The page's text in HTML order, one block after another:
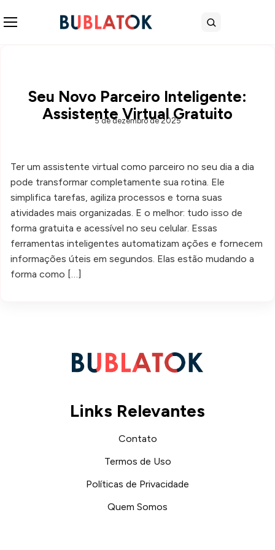
Buscar
Seu Novo Parceiro Inteligente:
Assistente Virtual Gratuito
5 de dezembro de 2025
Ter um assistente virtual como parceiro no seu dia a dia
pode transformar completamente sua rotina. Ele
simplifica tarefas, agiliza processos e torna suas
atividades mais organizadas. E o melhor: tudo isso de
forma gratuita e acessível no seu celular. Essas
ferramentas inteligentes automatizam ações e fornecem
informações úteis em segundos. Elas estão mudando a
forma como […]
Links Relevantes
Contato
Termos de Uso
Políticas de Privacidade
Quem Somos